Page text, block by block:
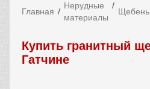
Главная
Нерудные
материалы
Щебень
Купить гранитный
Гатчине